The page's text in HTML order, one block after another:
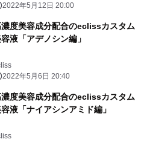
2022年5月12日 20:00
度美容成分配合のeclissカスタム
液「アデノシン編」
2022年5月6日 20:40
度美容成分配合のeclissカスタム
液「ナイアシンアミド編」